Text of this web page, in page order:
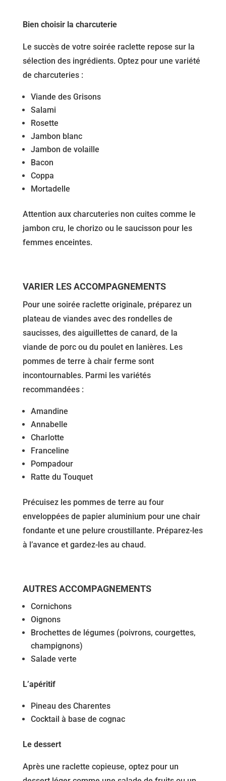
Bien choisir la charcuterie
Le succès de votre soirée raclette repose sur la
sélection des ingrédients. Optez pour une variété
de charcuteries :
Viande des Grisons
Salami
Rosette
Jambon blanc
Jambon de volaille
Bacon
Coppa
Mortadelle
Attention aux charcuteries non cuites comme le
jambon cru, le chorizo ou le saucisson pour les
femmes enceintes.
VARIER LES ACCOMPAGNEMENTS
Pour une soirée raclette originale, préparez un
plateau de viandes avec des rondelles de
saucisses, des aiguillettes de canard, de la
viande de porc ou du poulet en lanières. Les
pommes de terre à chair ferme sont
incontournables. Parmi les variétés
recommandées :
Amandine
Annabelle
Charlotte
Franceline
Pompadour
Ratte du Touquet
Précuisez les pommes de terre au four
enveloppées de papier aluminium pour une chair
fondante et une pelure croustillante. Préparez-les
à l’avance et gardez-les au chaud.
AUTRES ACCOMPAGNEMENTS
Cornichons
Oignons
Brochettes de légumes (poivrons, courgettes,
champignons)
Salade verte
L’apéritif
Pineau des Charentes
Cocktail à base de cognac
Le dessert
Après une raclette copieuse, optez pour un